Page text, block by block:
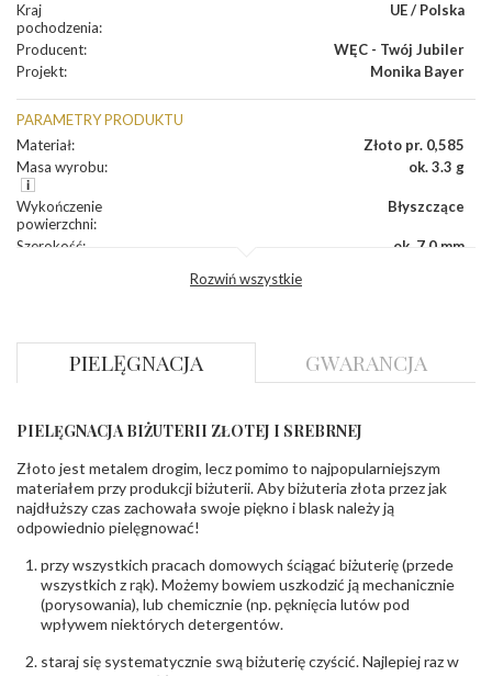
Kraj
pochodzenia:
UE / Polska
Producent:
WĘC - Twój Jubiler
Projekt: Monika Bayer
PARAMETRY PRODUKTU
Materiał:
Złoto pr. 0,585
Masa wyrobu: ok. 3.3 g
Wykończenie
powierzchni:
Błyszczące
Szerokość:
ok. 7,0 mm
Diament
Szlif
Brylantowy okrągły
diamentów:
diamentów
(łącznie) :
Masa
diamentów
(łącznie):
Barwa:
Czystość: VS
POZOSTAŁE KAMIENIE
Rodzaje
Rubin
Rozwiń wszystkie
PIELĘGNACJA GWARANCJA
PIELĘGNACJA BIŻUTERII ZŁOTEJ I SREBRNEJ
Złoto jest metalem drogim, lecz pomimo to najpopularniejszym
materiałem przy produkcji biżuterii. Aby biżuteria złota przez jak
najdłuższy czas zachowała swoje piękno i blask należy ją
odpowiednio pielęgnować!
przy wszystkich pracach domowych ściągać biżuterię (przede
wszystkich z rąk). Możemy bowiem uszkodzić ją mechanicznie
(porysowania), lub chemicznie (np. pęknięcia lutów pod
wpływem niektórych detergentów.
staraj się systematycznie swą biżuterię czyścić. Najlepiej raz w